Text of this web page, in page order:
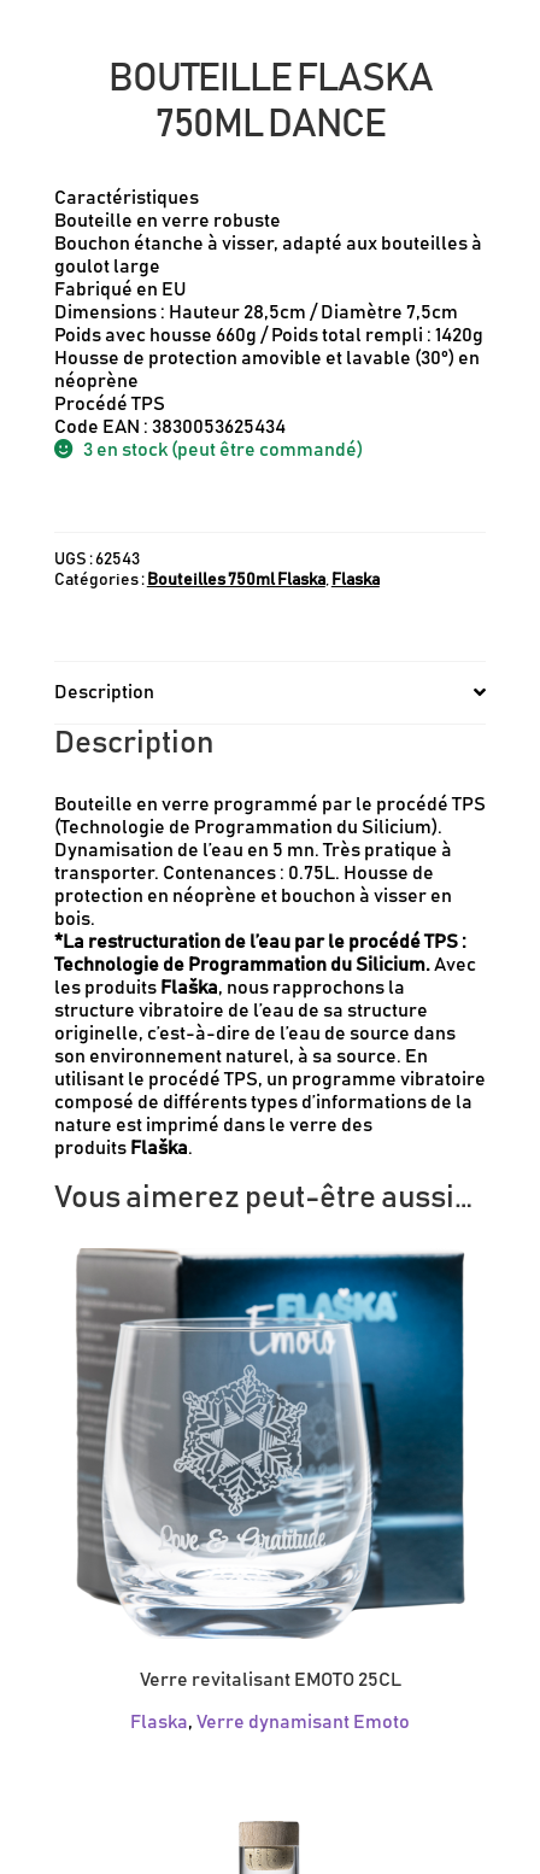
BOUTEILLE FLASKA
750ML DANCE
Caractéristiques
Bouteille en verre robuste
Bouchon étanche à visser, adapté aux bouteilles à
goulot large
Fabriqué en EU
Dimensions : Hauteur 28,5cm / Diamètre 7,5cm
Poids avec housse 660g / Poids total rempli : 1420g
Housse de protection amovible et lavable (30°) en
néoprène
Procédé TPS
Code EAN : 3830053625434
3 en stock (peut être commandé)
UGS :62543
Catégories : Bouteilles 750ml Flaska, Flaska
Description
Description
Bouteille en verre programmé par le procédé TPS
(Technologie de Programmation du Silicium).
Dynamisation de l’eau en 5 mn. Très pratique à
transporter. Contenances : 0.75L. Housse de
protection en néoprène et bouchon à visser en
bois.
*La restructuration de l’eau par le procédé TPS:
Technologie de Programmation du Silicium.Avec
les produits Flaška, nous rapprochons la
structure vibratoire de l’eau de sa structure
originelle, c’est-à-dire de l’eau de source dans
son environnement naturel, à sa source. En
utilisant le procédé TPS, un programme vibratoire
composé de différents types d’informations de la
nature est imprimé dans le verre des
produits Flaška.
Vous aimerez peut-être aussi…
Verre revitalisant EMOTO 25CL
Flaska, Verre dynamisant Emoto